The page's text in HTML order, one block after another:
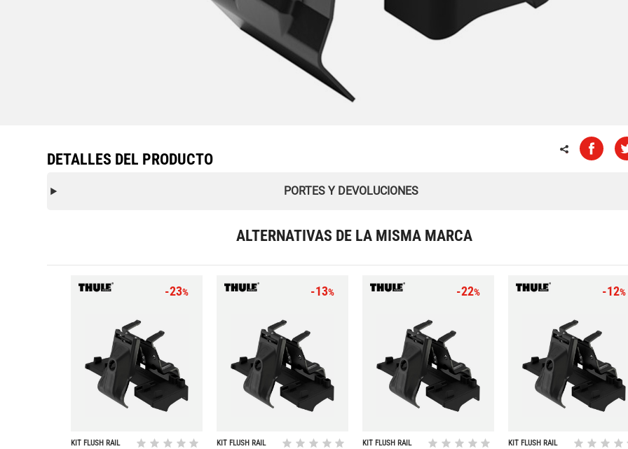
DETALLES DEL PRODUCTO
PORTES Y DEVOLUCIONES
ALTERNATIVAS DE LA MISMA MARCA
-23%
KIT FLUSH RAIL
-13%
KIT FLUSH RAIL
-22%
KIT FLUSH RAIL
-12%
KIT FLUSH RAIL